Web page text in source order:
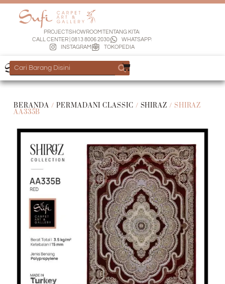
PROJECTSHOWROOMTENTANG KITA
CALL CENTER | 0813 8006 2030
WHATSAPP
INSTAGRAM
TOKOPEDIA
BERANDA /PERMADANI CLASSIC / SHIRAZ / SHIRAZ
AA335B